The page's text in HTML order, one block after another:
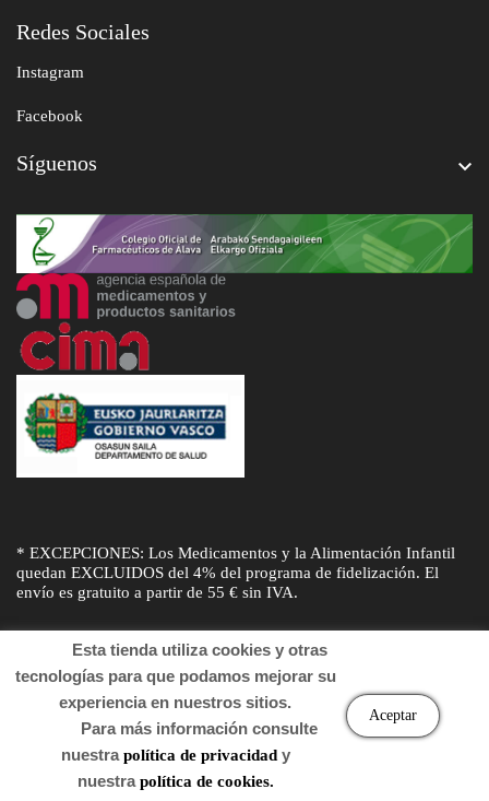
Redes Sociales
Instagram
Facebook
Síguenos 
* EXCEPCIONES: Los Medicamentos y la Alimentación Infantil
quedan EXCLUIDOS del 4% del programa de fidelización. El
envío es gratuito a partir de 55 € sin IVA.
Esta tienda utiliza cookies y otras
tecnologías para que podamos mejorar su
experiencia en nuestros sitios.
Para más información consulte
nuestrapolítica de privacidady
nuestrapolítica de cookies.
Aceptar
© Desarrollado porSogifaryDTD Soluciones
. Derechos de autor
2022 Farmacia.